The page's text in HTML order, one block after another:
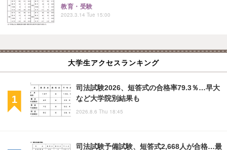
教育・受験
2023.3.14 Tue 15:00
大学生アクセスランキング
司法試験2026、短答式の合格率79.3％…早大
など大学院別結果も
2026.8.6 Thu 18:45
司法試験予備試験、短答式2,668人が合格…最